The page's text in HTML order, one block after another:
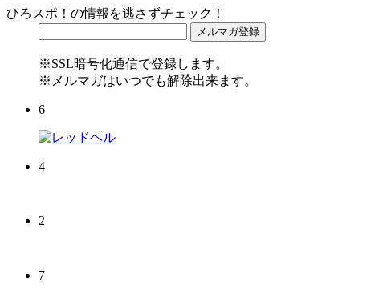
ひろスポ！の情報を逃さずチェック！
※SSL暗号化通信で登録します。
※メルマガはいつでも解除出来ます。
6
4
2
7